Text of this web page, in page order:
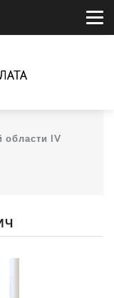
области IV